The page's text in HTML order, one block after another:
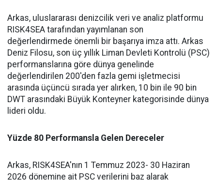
Arkas, uluslararası denizcilik veri ve analiz platformu
RISK4SEA tarafından yayımlanan son
değerlendirmede önemli bir başarıya imza attı. Arkas
Deniz Filosu, son üç yıllık Liman Devleti Kontrolü (PSC)
performanslarına göre dünya genelinde
değerlendirilen 200'den fazla gemi işletmecisi
arasında üçüncü sırada yer alırken, 10 bin ile 90 bin
DWT arasındaki Büyük Konteyner kategorisinde dünya
lideri oldu.
Yüzde 80 Performansla Gelen Dereceler
Arkas, RISK4SEA'nın 1 Temmuz 2023- 30 Haziran
2026 dönemine ait PSC verilerini baz alarak